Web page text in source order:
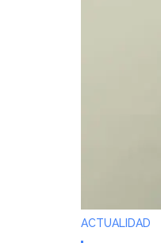
ACTUALIDAD